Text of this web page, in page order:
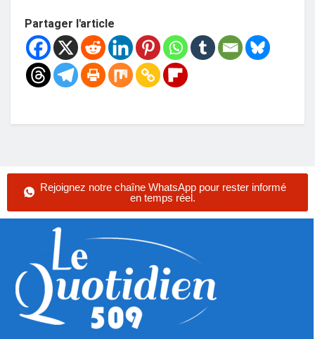
Partager l'article
Rejoignez notre chaîne WhatsApp pour rester informé
en temps réel.